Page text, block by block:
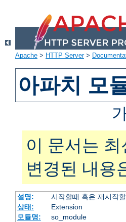
Apache > HTTP Server>
아파치 모
이 문서는
변경된 내용
설명:
시작할때 혹은 재시작
상태:
Extension
모듈명:
so_module